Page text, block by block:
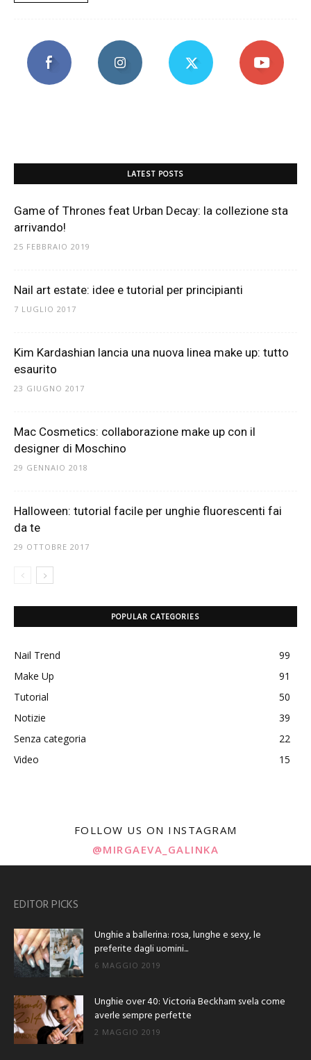
LATEST POSTS
Game of Thrones feat Urban Decay: la collezione sta
arrivando!
25 FEBBRAIO 2019
Nail art estate: idee e tutorial per principianti
7 LUGLIO 2017
Kim Kardashian lancia una nuova linea make up: tutto
esaurito
23 GIUGNO 2017
Mac Cosmetics: collaborazione make up con il
designer di Moschino
29 GENNAIO 2018
Halloween: tutorial facile per unghie fluorescenti fai
da te
29 OTTOBRE 2017
POPULAR CATEGORIES
Nail Trend
99
Make Up
91
Tutorial
50
Notizie
39
Senza categoria
22
Video
15
FOLLOW US ON INSTAGRAM
@MIRGAEVA_GALINKA
EDITOR PICKS
Unghie a ballerina: rosa, lunghe e sexy, le
preferite dagli uomini...
6 MAGGIO 2019
Unghie over 40: Victoria Beckham svela come
averle sempre perfette
2 MAGGIO 2019